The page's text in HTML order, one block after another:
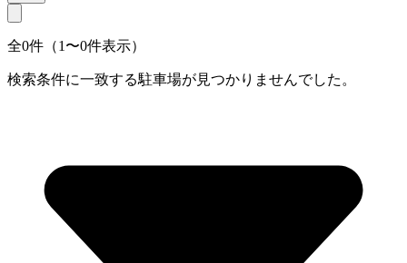
全0件（1〜0件表示）
検索条件に一致する駐車場が見つかりませんでした。